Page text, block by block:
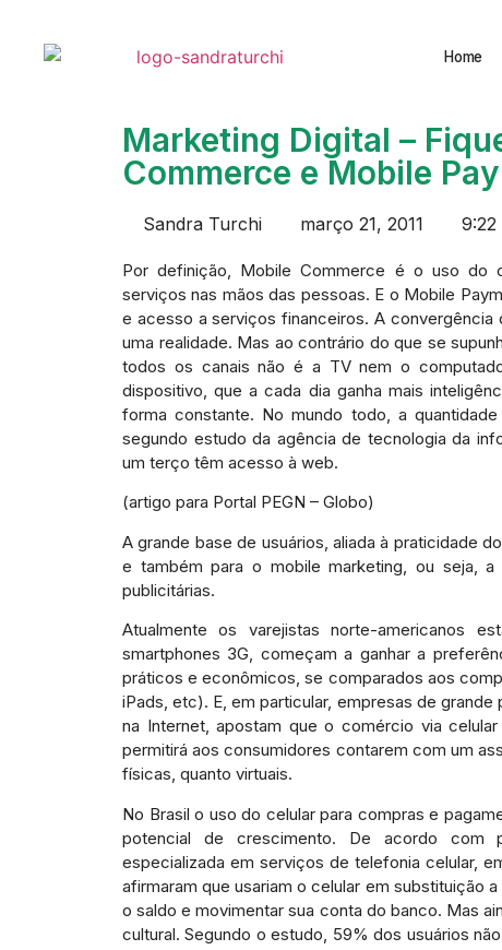
Home
Marketing Digital –
Commerce e Mobile
Sandra Turchi março 21, 2011 9:22
Por definição, Mobile Commerce é o uso do
serviços nas mãos das pessoas. E o Mobile
e acesso a serviços financeiros. A convergência
uma realidade. Mas ao contrário do que se
todos os canais não é a TV nem o
dispositivo, que a cada dia ganha mais
forma constante. No mundo todo, a
segundo estudo da agência de tecnologia da
um terço têm acesso à web.
(artigo para Portal PEGN – Globo)
A grande base de usuários, aliada à praticidade
e também para o mobile marketing, ou seja,
publicitárias.
Atualmente os varejistas norte-americanos
smartphones 3G, começam a ganhar a
práticos e econômicos, se comparados aos
iPads, etc). E, em particular, empresas de
na Internet, apostam que o comércio via
permitirá aos consumidores contarem com um
físicas, quanto virtuais.
No Brasil o uso do celular para compras e
potencial de crescimento. De acordo com
especializada em serviços de telefonia celular,
afirmaram que usariam o celular em substituição
o saldo e movimentar sua conta do banco. Mas
cultural. Segundo o estudo, 59% dos usuários